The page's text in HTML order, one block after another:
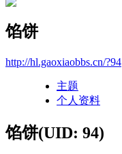
馅饼
http://hl.gaoxiaobbs.cn/?94
主题
个人资料
馅饼(UID: 94)